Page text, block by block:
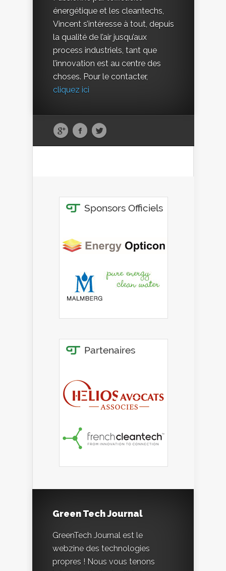
énergétique et les cleantechs,
Vincent s’intéresse à tout, depuis
la qualité de l’air jusqu’aux
process industriels, tant que
l’innovation est au centre des
choses. Pour le contacter,
cliquez ici
Green Tech Journal
GreenTech Journal est le
webzine des technologies
propres ! Nous vous tenons